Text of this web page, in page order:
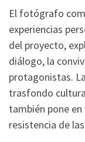
El fotógrafo
experiencias
del proyecto,
diálogo, la
protagonistas.
trasfondo
también pone
resistencia de